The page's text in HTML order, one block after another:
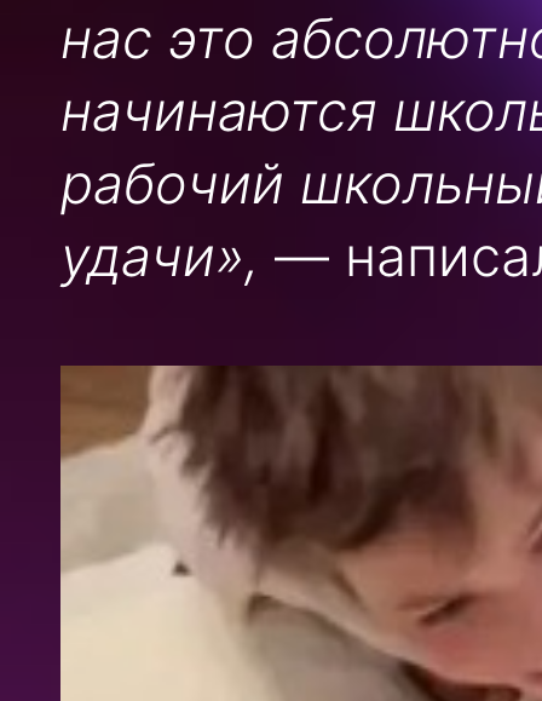
нас это
начинаются
рабочий
удачи», —